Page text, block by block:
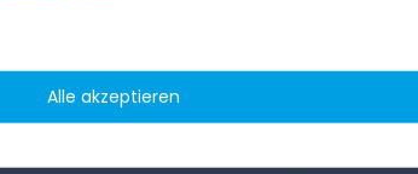
Alle akzeptieren